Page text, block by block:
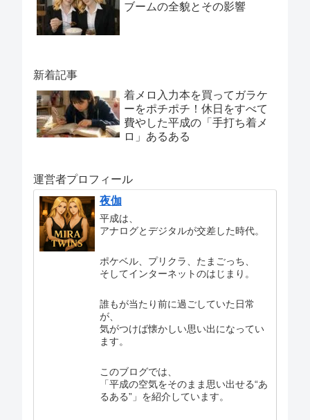
ブームの全貌とその影響
新着記事
着メロ入力本を買ってガラケ
ーをポチポチ！休日をすべて
費やした平成の「手打ち着メ
ロ」あるある
運営者プロフィール
夜伽
平成は、
アナログとデジタルが交差した時代。
ポケベル、プリクラ、たまごっち、
そしてインターネットのはじまり。
誰もが当たり前に過ごしていた日常
が、
気がつけば懐かしい思い出になってい
ます。
このブログでは、
「平成の空気をそのまま思い出せる“あ
るある”」を紹介しています。